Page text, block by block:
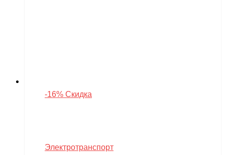
-16% Скидка
Электротранспорт